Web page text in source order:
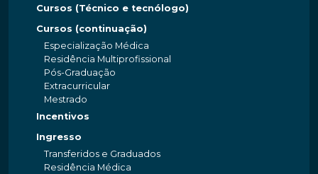
Cursos (Técnico e tecnólogo)
Cursos (continuação)
Especialização Médica
Residência Multiprofissional
Pós-Graduação
Extracurricular
Mestrado
Incentivos
Ingresso
Transferidos e Graduados
Residência Médica